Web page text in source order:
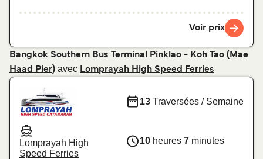
Voir prix
Bangkok Southern Bus Terminal Pinklao - Koh Tao (Mae
Haad Pier) avec Lomprayah High Speed Ferries
Lomprayah High
Speed Ferries
13 Traversées / Semaine
10 heures 7 minutes